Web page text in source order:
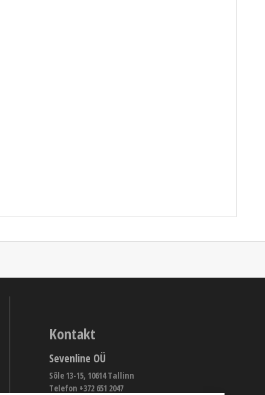
Kontakt
Sevenline OÜ
Sõle 13-15, 10614 Tallinn
Telefon +372 651 2047